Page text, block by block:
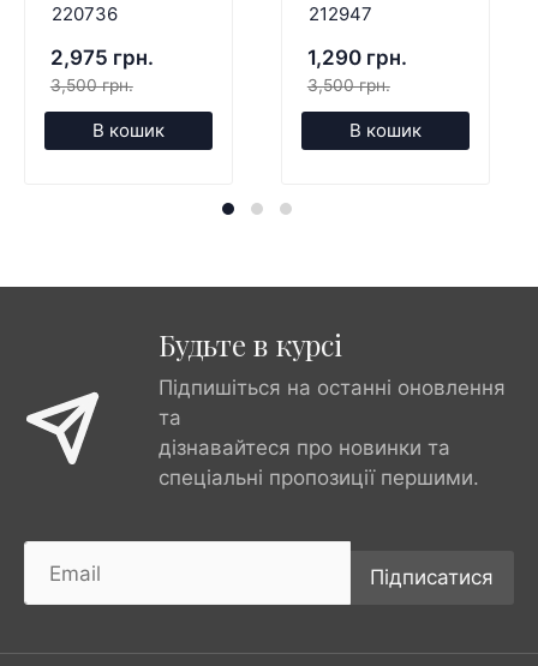
220736
2,975 грн.
3,500 грн.
В кошик
212947
1,290 грн.
3,500 грн.
В кошик
Будьте в курсі
Підпишіться на останні оновлення
та
дізнавайтеся про новинки та
спеціальні пропозиції першими.
Підписатися